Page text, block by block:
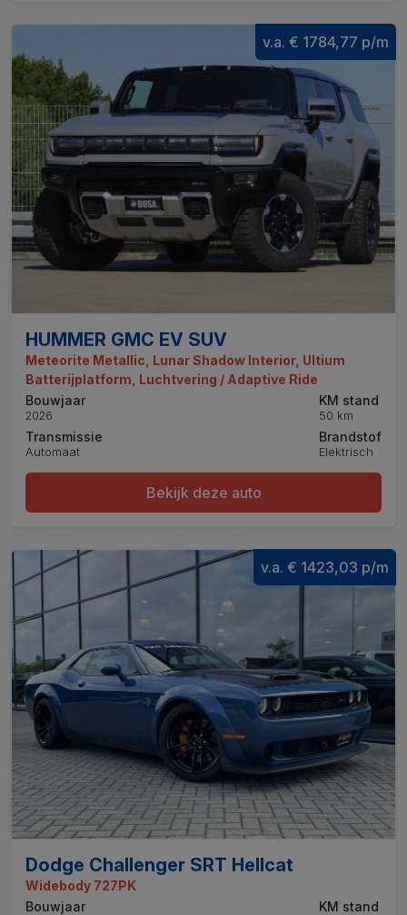
v.a. € 1784,77 p/m
HUMMER GMC EV SUV
Meteorite Metallic, Lunar Shadow Interior, Ultium
Batterijplatform, Luchtvering / Adaptive Ride
Bouwjaar
2026
Transmissie
Automaat
KM stand
50 km
Brandstof
Elektrisch
Bekijk deze auto
v.a. € 1423,03 p/m
Dodge Challenger SRT Hellcat
Widebody 727PK
Bouwjaar
KM stand